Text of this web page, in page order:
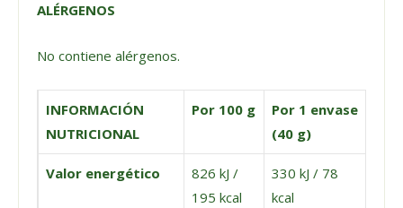
ALÉRGENOS
No contiene alérgenos.
INFORMACIÓN
NUTRICIONAL
Por 100 g
Por 1 envase
(40 g)
Valor energético
826 kJ /
195 kcal
330 kJ / 78
kcal